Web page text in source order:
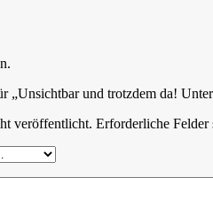
„Unsichtbar und trotzdem da!
veröffentlicht. Erforderliche Felder